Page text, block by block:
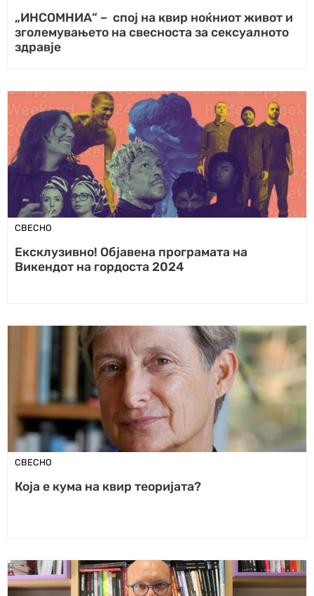
„ИНСОМНИА“ – спој на квир ноќниот живот и
зголемувањето на свесноста за сексуалното
здравје
СВЕСНО
Ексклузивно! Објавена програмата на
Викендот на гордоста 2024
СВЕСНО
Која е кума на квир теоријата?